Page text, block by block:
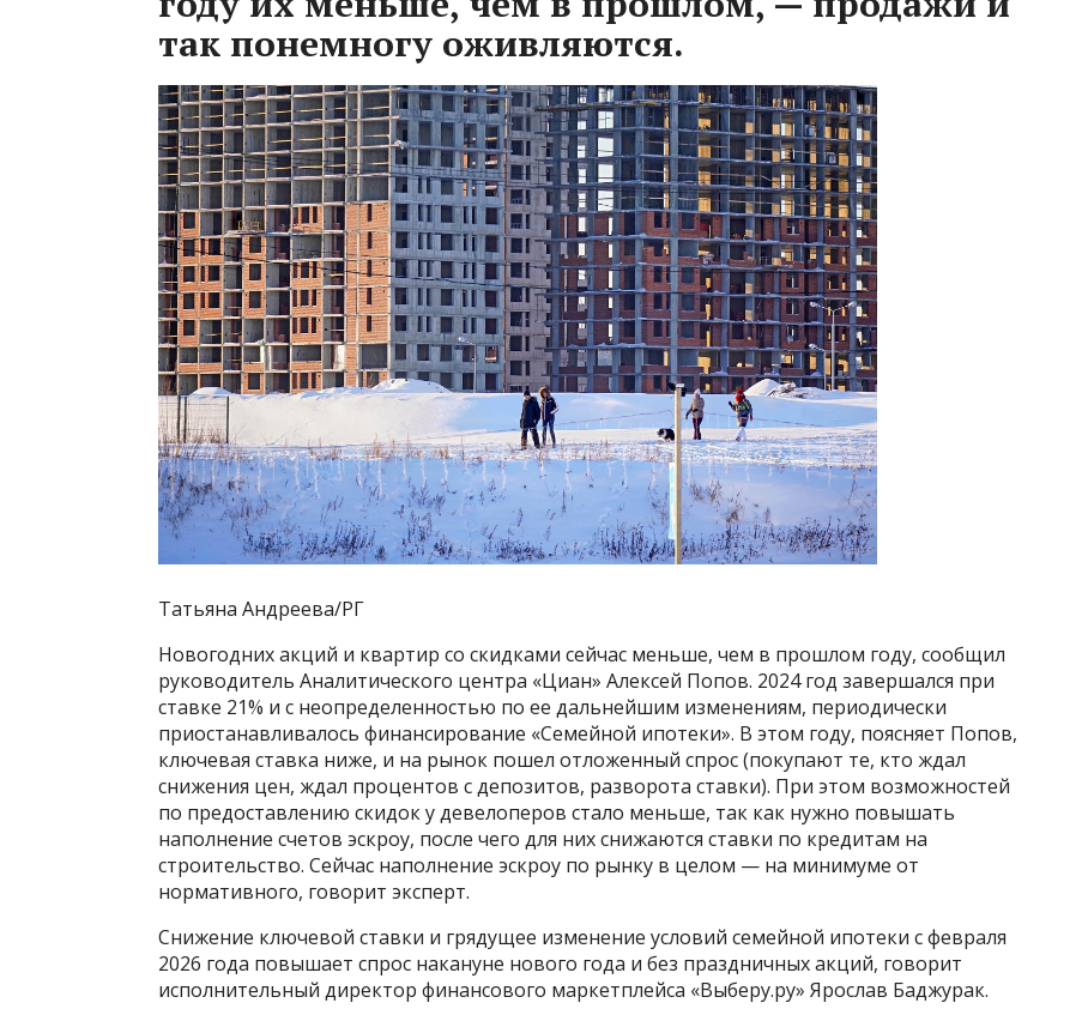
так понемногу оживляются.
Татьяна Андреева/РГ
Новогодних акций и квартир со скидками сейчас меньше, чем в прошлом году, сообщил
руководитель Аналитического центра «Циан» Алексей Попов. 2024 год завершался при
ставке 21% и с неопределенностью по ее дальнейшим изменениям, периодически
приостанавливалось финансирование «Семейной ипотеки». В этом году, поясняет Попов,
ключевая ставка ниже, и на рынок пошел отложенный спрос (покупают те, кто ждал
снижения цен, ждал процентов с депозитов, разворота ставки). При этом возможностей
по предоставлению скидок у девелоперов стало меньше, так как нужно повышать
наполнение счетов эскроу, после чего для них снижаются ставки по кредитам на
строительство. Сейчас наполнение эскроу по рынку в целом — на минимуме от
нормативного, говорит эксперт.
Снижение ключевой ставки и грядущее изменение условий семейной ипотеки с февраля
2026 года повышает спрос накануне нового года и без праздничных акций, говорит
исполнительный директор финансового маркетплейса «Выберу.ру» Ярослав Баджурак.